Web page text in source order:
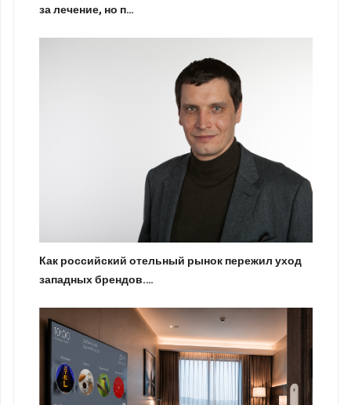
за лечение, но п…
Как российский отельный рынок пережил уход
западных брендов.…